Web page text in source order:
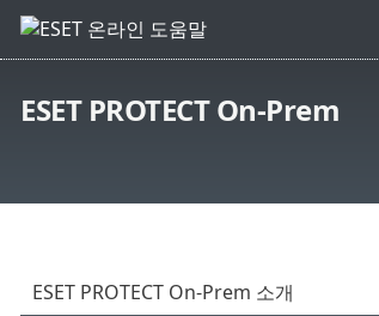
ESET PROTECT On-Prem